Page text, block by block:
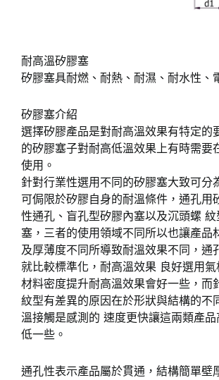
耐高溫矽膠塞
矽膠塞具耐燃、耐熱、耐濕、耐水性、
矽膠塞介紹
選擇矽膠產品是對耐高溫效果有特定的
的矽膠塞子對耐高低溫效果上有時需要
使用。
針對行業性選用不同的矽膠塞大致可分
可侷限於矽膠自身的耐溫條件，通孔用
性通孔、盲孔型矽膠內塞以及沉頭螺 紋
塞，三者的使用領域不同所以也讓產品
及厚薄度不同所導致耐溫效果不同，通
就比較標準化，耐高溫效果 良好選用
材料密度提升耐高溫效果會好一些，而
紋型有差異的原因在於形狀與結構的不
溫接觸是感測的 速度更快讓這兩類產
低一些。
通孔性表示產品屬於貫通，結構簡單壁